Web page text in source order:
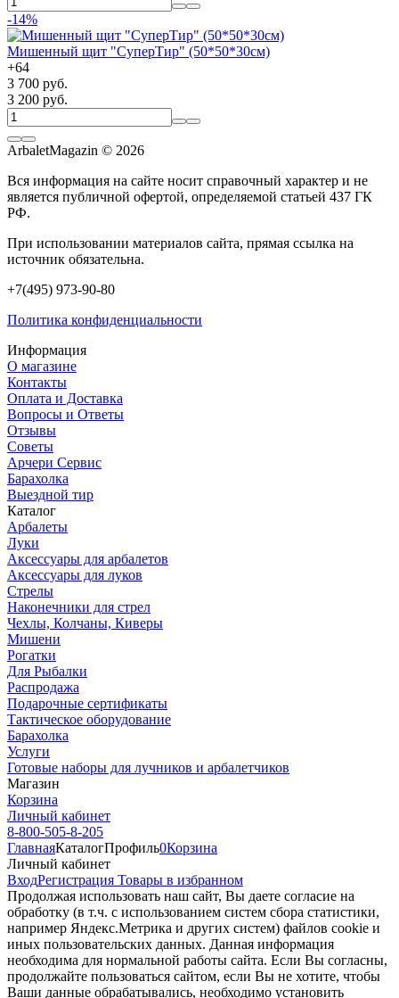
-14%
Мишенный щит "СуперТир" (50*50*30см)
+64
3 700 руб.
3 200 руб.
ArbaletMagazin © 2026
Вся информация на сайте носит справочный характер и не
является публичной офертой, определяемой статьей 437 ГК
РФ.
При использовании материалов сайта, прямая ссылка на
источник обязательна.
+7(495) 973-90-80
Политика конфиденциальности
Информация
О магазине
Контакты
Оплата и Доставка
Вопросы и Ответы
Отзывы
Советы
Арчери Сервис
Барахолка
Выездной тир
Каталог
Арбалеты
Луки
Аксессуары для арбалетов
Аксессуары для луков
Стрелы
Наконечники для стрел
Чехлы, Колчаны, Киверы
Мишени
Рогатки
Для Рыбалки
Распродажа
Подарочные сертификаты
Тактическое оборудование
Барахолка
Услуги
Готовые наборы для лучников и арбалетчиков
Магазин
Корзина
Личный кабинет
8-800-505-8-205
ГлавнаяКаталогПрофиль0Корзина
Личный кабинет
ВходРегистрация Товары в избранном
Продолжая использовать наш cайт, Вы даете согласие на
обработку (в т.ч. с использованием систем сбора статистики,
например Яндекс.Метрика и других систем) файлов cookie и
иных пользовательских данных. Данная информация
необходима для нормальной работы сайта. Если Вы согласны,
продолжайте пользоваться сайтом, если Вы не хотите, чтобы
Ваши данные обрабатывались, необходимо установить